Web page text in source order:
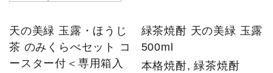
天の美緑 玉露・ほうじ
茶 のみくらべセット コ
ースター付＜専用箱入
緑茶焼酎 天の美緑 玉露
500ml
本格焼酎, 緑茶焼酎